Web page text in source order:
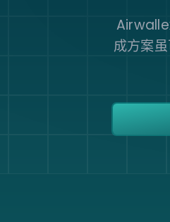
成方案